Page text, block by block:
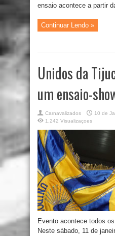
ensaio acontece a partir
Continuar Lendo »
Unidos da
um ensaio-
Carnavalizados 10 de
1,242 Visualizaçoes
Evento acontece todos
Neste sábado, 11 de